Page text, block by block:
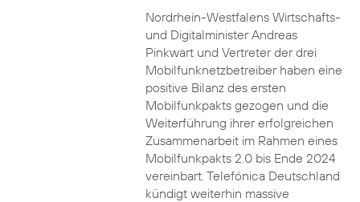
Nordrhein-Westfalens Wirtschafts-
und Digitalminister Andreas
Pinkwart und Vertreter der drei
Mobilfunknetzbetreiber haben eine
positive Bilanz des ersten
Mobilfunkpakts gezogen und die
Weiterführung ihrer erfolgreichen
Zusammenarbeit im Rahmen eines
Mobilfunkpakts 2.0 bis Ende 2024
vereinbart. Telefónica Deutschland
kündigt weiterhin massive